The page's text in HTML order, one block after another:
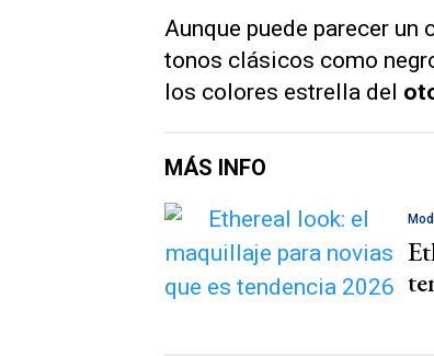
Aunque puede parecer
tonos clásicos como
los colores estrella del
MÁS INFO